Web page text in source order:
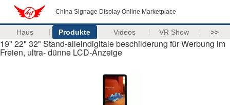
China Signage Display Online Marketplace
Haus Produkte Videos VR Show >>
19" 22" 32" Stand-alleindigitale beschilderung für Werbung im
Freien, ultra- dünne LCD-Anzeige